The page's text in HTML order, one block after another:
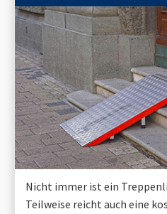
Nicht immer ist ein
Teilweise reicht auch eine